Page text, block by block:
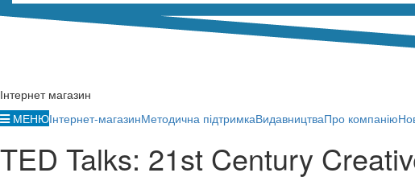
Інтернет магазин
МЕНЮІнтернет-магазинМетодична підтримкаВидавництваПро компанію
TED Talks: 21st Century